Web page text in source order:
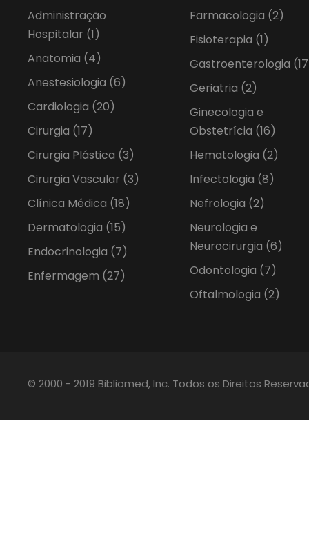
Administração
Hospitalar (1)
Anatomia (4)
Anestesiologia (6)
Cardiologia (20)
Cirurgia (17)
Cirurgia Plástica (3)
Cirurgia Vascular (3)
Clínica Médica (18)
Dermatologia (15)
Endocrinologia (7)
Enfermagem (27)
Farmacologia (2)
Fisioterapia (1)
Gastroenterologia
Geriatria (2)
Ginecologia e
Obstetrícia (16)
Hematologia (2)
Infectologia (8)
Nefrologia (2)
Neurologia e
Neurocirurgia (6)
Odontologia (7)
Oftalmologia (2)
© 2000 - 2019 Bibliomed, Inc. Todos os Direitos